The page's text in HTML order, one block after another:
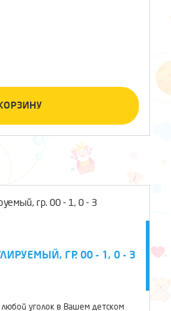
ГР. 00 - 1, 0 - 3
любой уголок в Вашем детском